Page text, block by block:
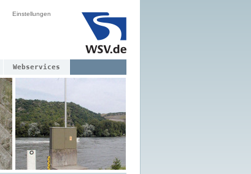
Einstellungen
Webservices